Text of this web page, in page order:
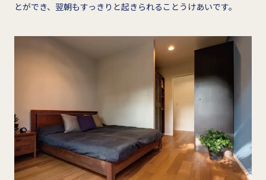
とができ、翌朝もすっきりと起きられることうけあいです。